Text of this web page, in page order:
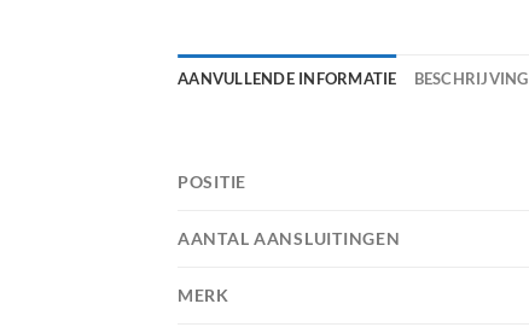
AANVULLENDE INFORMATIE BESCHRIJVING
POSITIE
AANTAL AANSLUITINGEN
MERK